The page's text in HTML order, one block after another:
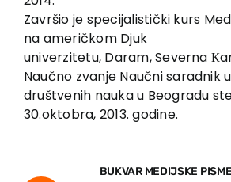
Završio je specijalistički kurs
na američkom Djuk
univerzitetu, Daram, Severna
Naučno zvanje Naučni saradnik
društvenih nauka u Beogradu
30.oktobra, 2013. godine.
BUKVAR MEDIJSKE